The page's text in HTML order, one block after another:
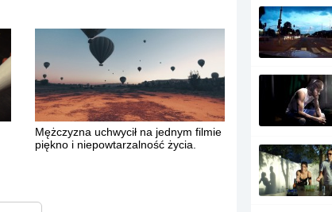
Mężczyzna uchwycił na jednym filmie
piękno i niepowtarzalność życia.